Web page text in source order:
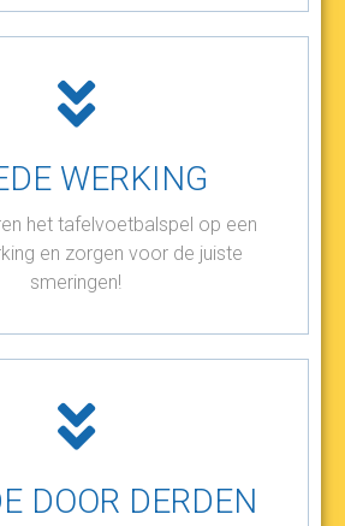
WERKING
het tafelvoetbalspel op een
en zorgen voor de juiste
smeringen!
DOOR DERDEN